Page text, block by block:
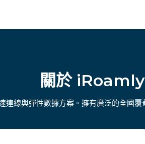
關於
連線與彈性數據方案。擁有廣泛的全國